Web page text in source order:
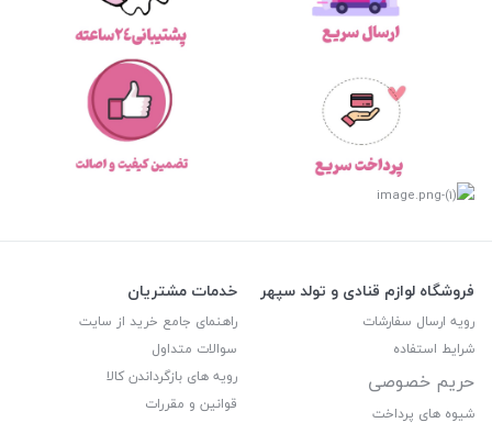
فروشگاه لوازم قنادی و تولد سپهر
رویه ارسال سفارشات
شرایط استفاده
حریم خصوصی
شیوه های پرداخت
خدمات مشتریان
راهنمای جامع خرید از سایت
سوالات متداول
رویه های بازگرداندن کالا
قوانین و مقررات